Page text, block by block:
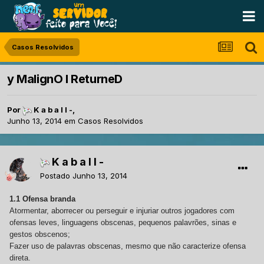
Casos Resolvidos
y MalignO l ReturneD
Por K a b a l l -,
Junho 13, 2014 em Casos Resolvidos
K a b a l l -
Postado Junho 13, 2014
1.1 Ofensa branda
Atormentar, aborrecer ou perseguir e injuriar outros jogadores com
ofensas leves, linguagens obscenas, pequenos palavrões, sinas e
gestos obscenos;
Fazer uso de palavras obscenas, mesmo que não caracterize ofensa
direta.